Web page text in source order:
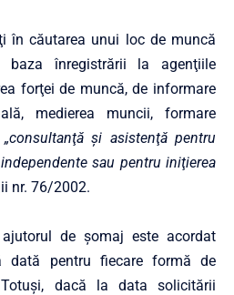
în căutarea unui loc de muncă
înregistrării la agenţiile
forţei de muncă, de informare
medierea muncii, formare
„consultanţă şi asistenţă pentru
sau pentru iniţierea
nr. 76/2002.
de şomaj este acordat
dată pentru fiecare formă de
dacă la data solicitării